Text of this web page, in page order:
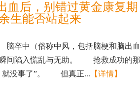
血后，别错过黄金康复
生能否站起来
（俗称中风，包括脑梗和脑出血
间陷入慌乱与无助。 抢救成功的那
就没事了”。 但真正... 【详情】